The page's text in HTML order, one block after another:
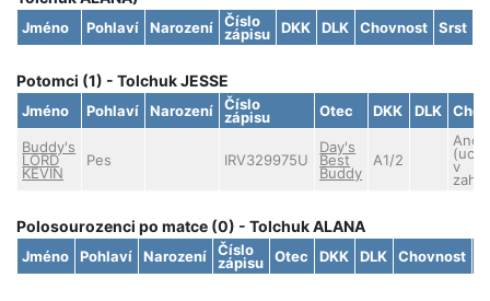
Jméno Pohlaví Narození Číslo
zápisu DKK DLK Chovnost Srst
Potomci (1) - Tolchuk JESSE
Jméno Pohlaví Narození Číslo
zápisu Otec DKK DLK
Buddy's
LORD
KEVIN
Pes IRV329975U
Day's
Best
Buddy
A1/2
Ano
v
Polosourozenci po matce (0) - Tolchuk ALANA
Jméno Pohlaví Narození Číslo
zápisu Otec DKK DLK Chovnost